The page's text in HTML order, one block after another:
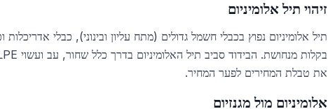
זיהוי תיל אלומיניום
תיל אלומיניום נפוץ בכבלי חשמל גדולים (מתח עליון ובינוני), כבלי
את טבלת המחירים לפער המחיר.
אלומיניום מול מגנזיום